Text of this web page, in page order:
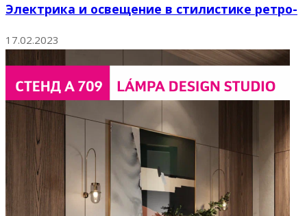
Электрика и освещение в стилистике ретро-
17.02.2023